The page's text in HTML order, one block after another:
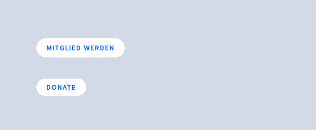
MITGLIED WERDEN
DONATE